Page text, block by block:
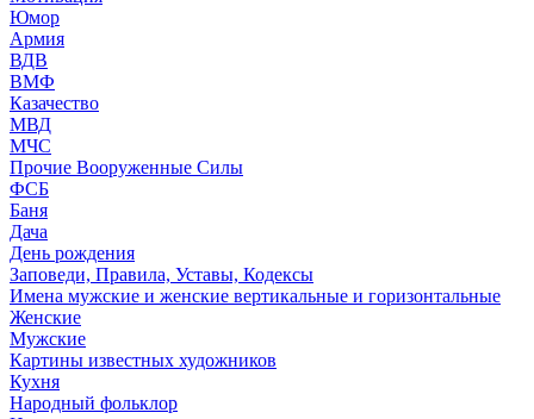
Юмор
Армия
ВДВ
ВМФ
Казачество
МВД
МЧС
Прочие Вооруженные Силы
ФСБ
Баня
Дача
День рождения
Заповеди, Правила, Уставы, Кодексы
Имена мужские и женские вертикальные и горизонтальные
Женские
Мужские
Картины известных художников
Кухня
Народный фольклор